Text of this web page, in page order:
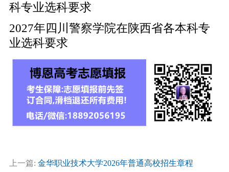
科专业选科要求
2027年四川警察学院在陕西省各本科专
业选科要求
上一篇: 金华职业技术大学2026年普通高校招生章程